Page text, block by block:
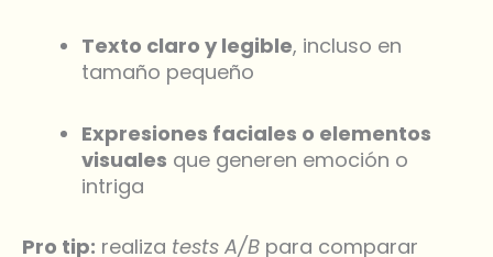
Texto claro y legible, incluso en
tamaño pequeño
Expresiones faciales o elementos
visuales que generen emoción o
intriga
Pro tip: realiza tests A/B para comparar